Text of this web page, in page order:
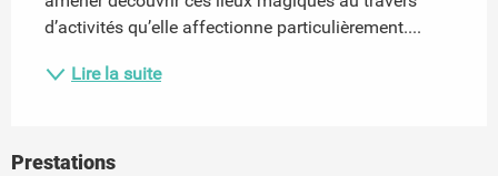
d’activités qu’elle affectionne particulièrement....
Lire la suite
Prestations